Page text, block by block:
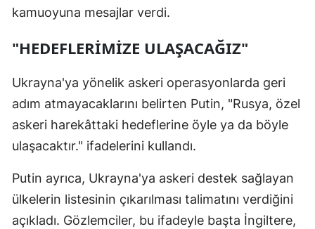
kamuoyuna mesajlar verdi.
"HEDEFLERİMİZE ULAŞACAĞIZ"
Ukrayna'ya yönelik askeri operasyonlarda geri
adım atmayacaklarını belirten Putin, "Rusya, özel
askeri harekâttaki hedeflerine öyle ya da böyle
ulaşacaktır." ifadelerini kullandı.
Putin ayrıca, Ukrayna'ya askeri destek sağlayan
ülkelerin listesinin çıkarılması talimatını verdiğini
açıkladı. Gözlemciler, bu ifadeyle başta İngiltere,